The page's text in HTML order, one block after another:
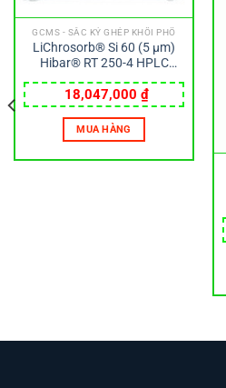
GCMS - SẮC KÝ GHÉP KHỐI PHỔ
LiChrosorb® Si 60 (5 µm)
Hibar® RT 250-4 HPLC
18,047,000 ₫
MUA HÀNG